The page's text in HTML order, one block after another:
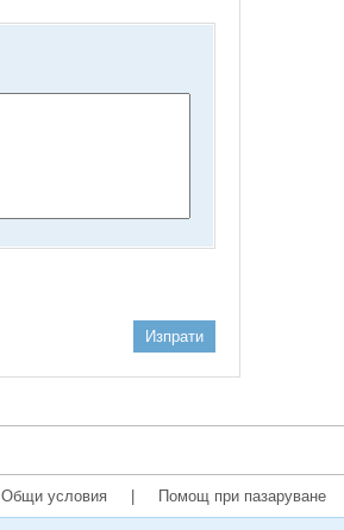
Изпрати
Общи условия Помощ при пазаруване